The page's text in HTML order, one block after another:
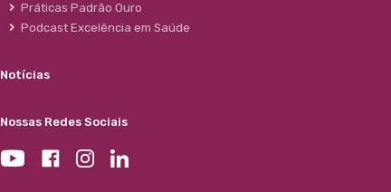
Práticas Padrão Ouro
Podcast Excelência em Saúde
Notícias
Nossas Redes Sociais